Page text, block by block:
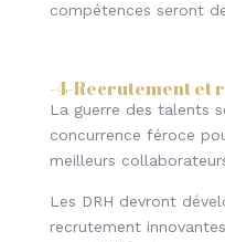
compétences seront
-4-Recrutement et
La guerre des talents
concurrence féroce
meilleurs
Les DRH devront
recrutement